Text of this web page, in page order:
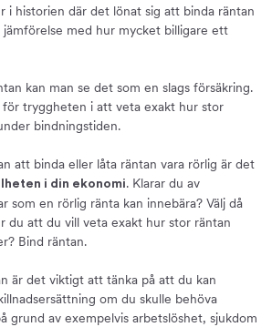
i historien där det lönat sig att binda räntan
med hur mycket billigare ett
kan man se det som en slags försäkring.
tryggheten i att veta exakt hur stor
bindningstiden.
att binda eller låta räntan vara rörlig är det
i din ekonomi. Klarar du av
som en rörlig ränta kan innebära? Välj då
du att du vill veta exakt hur stor räntan
Bind räntan.
är det viktigt att tänka på att du kan
om du skulle behöva
grund av exempelvis arbetslöshet, sjukdom